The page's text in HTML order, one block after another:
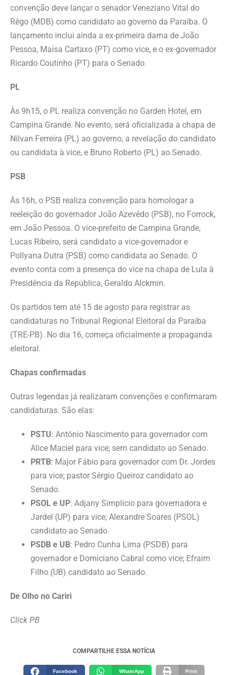
convenção deve lançar o senador Veneziano Vital do
Rêgo (MDB) como candidato ao governo da Paraíba. O
lançamento inclui ainda a ex-primeira dama de João
Pessoa, Maísa Cartaxo (PT) como vice, e o ex-governador
Ricardo Coutinho (PT) para o Senado.
PL
Às 9h15, o PL realiza convenção no Garden Hotel, em
Campina Grande. No evento, será oficializada a chapa de
Nilvan Ferreira (PL) ao governo, a revelação do candidato
ou candidata à vice, e Bruno Roberto (PL) ao Senado.
PSB
Às 16h, o PSB realiza convenção para homologar a
reeleição do governador João Azevêdo (PSB), no Forrock,
em João Pessoa. O vice-prefeito de Campina Grande,
Lucas Ribeiro, será candidato a vice-governador e
Pollyana Dutra (PSB) como candidata ao Senado. O
evento conta com a presença do vice na chapa de Lula à
Presidência da República, Geraldo Alckmin.
Os partidos tem até 15 de agosto para registrar as
candidaturas no Tribunal Regional Eleitoral da Paraíba
(TRE-PB). No dia 16, começa oficialmente a propaganda
eleitoral.
Chapas confirmadas
Outras legendas já realizaram convenções e confirmaram
candidaturas. São elas:
PSTU: Antônio Nascimento para governador com
Alice Maciel para vice; sem candidato ao Senado.
PRTB: Major Fábio para governador com Dr. Jordes
para vice; pastor Sérgio Queiroz candidato ao
Senado.
PSOL e UP: Adjany Simplício para governadora e
Jardel (UP) para vice; Alexandre Soares (PSOL)
candidato ao Senado.
PSDB e UB: Pedro Cunha Lima (PSDB) para
governador e Domiciano Cabral como vice; Efraim
Filho (UB) candidato ao Senado.
De Olho no Cariri
Click PB
COMPARTILHE ESSA NOTÍCIA
Facebook WhatsApp Print